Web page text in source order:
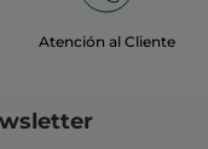
Atención al Cliente